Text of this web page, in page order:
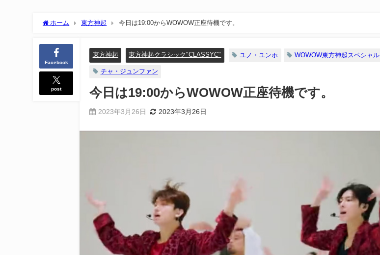
ホーム 東方神起 今日は19:00からWOWOW正座待機です。
Facebook
post
東方神起 東方神起クラシック"CLASSYC" ユノ・ユンホ WOWOW東方神起スペシャル
チャ・ジュンファン
今日は19:00からWOWOW正座待機です。
2023年3月26日 2023年3月26日